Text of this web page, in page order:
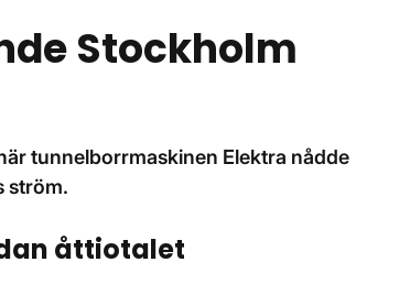
Stockholm
tunnelborrmaskinen Elektra nådde
ström.
åttiotalet